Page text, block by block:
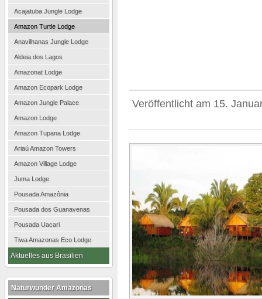
Veröffentlicht am 15.
Acajatuba Jungle Lodge
Amazon Turtle Lodge
Anavilhanas Jungle Lodge
Aldeia dos Lagos
Amazonat Lodge
Amazon Ecopark Lodge
Amazon Jungle Palace
Amazon Lodge
Amazon Tupana Lodge
Ariaú Amazon Towers
Amazon Village Lodge
Juma Lodge
Pousada Amazônia
Pousada dos Guanavenas
Pousada Uacari
Tiwa Amazonas Eco Lodge
Aktuelles aus Brasilien
Naturwunder Amazonas